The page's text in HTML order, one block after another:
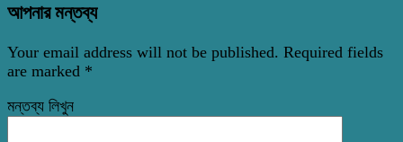
আপনার মন্তব্য
Your email address will not be published. Required fields
are marked *
মন্তব্য লিখুন